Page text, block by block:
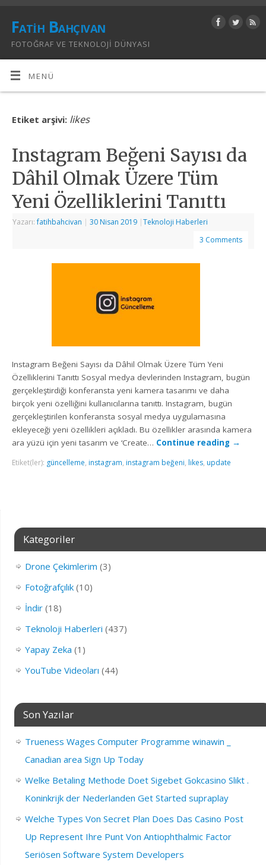
Fatih Bahçıvan
FOTOĞRAF VE TEKNOLOJI DÜNYASI
MENÜ
Etiket arşivi: likes
Instagram Beğeni Sayısı da
Dâhil Olmak Üzere Tüm
Yeni Özelliklerini Tanıttı
Yazarı:fatihbahcivan | 30 Nisan 2019 |Teknoloji Haberleri
3 Comments
Instagram Beğeni Sayısı da Dâhil Olmak Üzere Tüm Yeni
Özelliklerini Tanıttı Sosyal medya devlerinden Instagram, bugün
gerçekleştirdiği konferansta yeni kamera tasarımı ve daha
birçok yeni özelliğini kullanıcılarına tanıttı. Instagram, bugün
gerçekleştirilen konferansta sosyal medya uygulamasına
ekleyeceği yeni özellikleri açıkladı. Bu özellikler arasında kamera
ara yüzü için yeni tasarım ve ‘Create… Continue reading →
Etiket(ler): güncelleme, instagram, instagram beğeni, likes, update
Kategoriler
Drone Çekimlerim (3)
Fotoğrafçılık(10)
İndir(18)
Teknoloji Haberleri (437)
Yapay Zeka (1)
YouTube Videoları (44)
Son Yazılar
Trueness Wages Computer Programme winawin _
Canadian area Sign Up Today
Welke Betaling Methode Doet Sigebet Gokcasino Slikt .
Koninkrijk der Nederlanden Get Started supraplay
Welche Types Von Secret Plan Does Das Casino Post
Up Represent Ihre Punt Von Antiophthalmic Factor
Seriösen Software System Developers